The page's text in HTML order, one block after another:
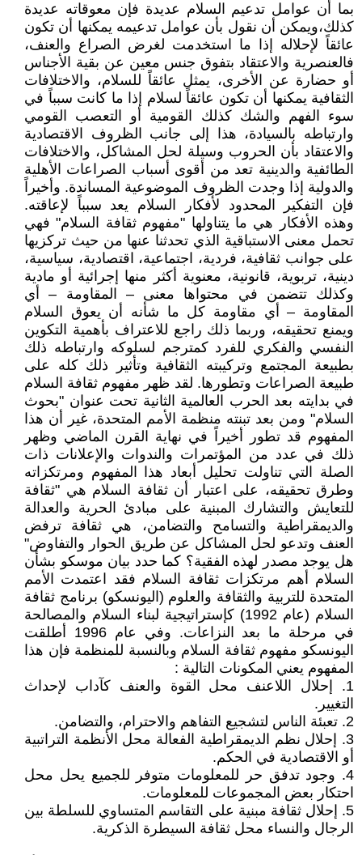
بما أن عوامل تدعيم السلام عديدة فإن معوقاته عديدة
كذلك،ويمكن أن نقول بأن عوامل تدعيمه يمكنها أن تكون
عائقاً لإحلاله إذا ما استخدمت لغرض الصراع والعنف،
فالعنصرية والاعتقاد بتفوق جنس معين عن بقية الأجناس
أو حضارة عن الأخرى، يمثل عائقاً للسلام، والاختلافات
الثقافية يمكنها أن تكون عائقاً لسلام إذا ما كانت سبباً في
سوء الفهم والشك كذلك القومية أو التعصب القومي
وارتباطه بالسيادة، هذا إلى جانب الظروف الاقتصادية
والاعتقاد بأن الحروب وسيلة لحل المشاكل، والاختلافات
الطائفية والدينية تعد من أقوى أسباب الصراعات الأهلية
والدولية إذا وجدت الظروف الموضوعية المساندة. وأخيراً
فإن التفكير المحدود لأفكار السلام يعد سبباً لإعاقته.
وهذه الأفكار هي ما يتناولها "مفهوم ثقافة السلام" فهي
تحمل معنى الاستباقية الذي تحدثنا عنها من حيث تركزيها
على جوانب ثقافية، فردية، اجتماعية، اقتصادية، سياسية،
دينية، تربوية، قانونية، معنوية أكثر منها إجرائية أو مادية
وكذلك تتضمن في محتواها معنى – المقاومة – أي
المقاومة – أي مقاومة كل ما شأنه أن يعوق السلام
ويمنع تحقيقه، وربما ذلك راجع للاعتراف بأهمية التكوين
النفسي والفكري للفرد كمترجم لسلوكه وارتباطه ذلك
بطبيعة المجتمع وتركيبته الثقافية وتأثير ذلك كله على
طبيعة الصراعات وتطورها. لقد ظهر مفهوم ثقافة السلام
في بدايته بعد الحرب العالمية الثانية تحت عنوان "بحوث
السلام" ومن بعد تبنته منظمة الأمم المتحدة، غير أن هذا
المفهوم قد تطور أخيراً في نهاية القرن الماضي وظهر
ذلك في عدد من المؤتمرات والندوات والإعلانات ذات
الصلة التي تناولت تحليل أبعاد هذا المفهوم ومرتكزاته
وطرق تحقيقه، على اعتبار أن ثقافة السلام هي "ثقافة
للتعايش والتشارك المبنية على مبادئ الحرية والعدالة
والديمقراطية والتسامح والتضامن، هي ثقافة ترفض
العنف وتدعو لحل المشاكل عن طريق الحوار والتفاوض"
هل يوجد مصدر لهذه الفقية؟ كما حدد بيان موسكو بشأن
السلام أهم مرتكزات ثقافة السلام فقد اعتمدت الأمم
المتحدة للتربية والثقافة والعلوم (اليونسكو) برنامج ثقافة
السلام (عام 1992) كإستراتيجية لبناء السلام والمصالحة
في مرحلة ما بعد النزاعات. وفي عام 1996 أطلقت
اليونسكو مفهوم ثقافة السلام وبالنسبة للمنظمة فإن هذا
المفهوم يعني المكونات التالية :
1. إحلال اللاعنف محل القوة والعنف كآداب لإحداث
التغيير.
2. تعبئة الناس لتشجيع التفاهم والاحترام، والتضامن.
3. إحلال نظم الديمقراطية الفعالة محل الأنظمة التراتبية
أو الاقتصادية في الحكم.
4. وجود تدفق حر للمعلومات متوفر للجميع يحل محل
احتكار بعض المجموعات للمعلومات.
5. إحلال ثقافة مبنية على التقاسم المتساوي للسلطة بين
الرجال والنساء محل ثقافة السيطرة الذكرية.